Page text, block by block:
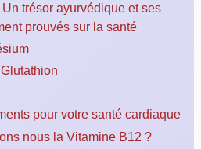
trésor ayurvédique et ses
prouvés sur la santé
pour votre santé cardiaque
nous la Vitamine B12 ?